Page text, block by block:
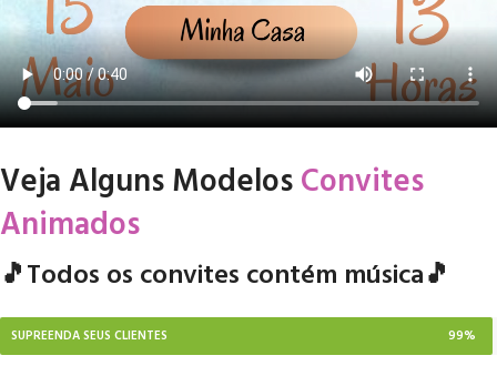
Veja Alguns ModelosConvites
Animados
🎵Todos os convites contém música🎵
SUPREENDA SEUS CLIENTES 99%